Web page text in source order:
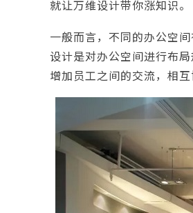
就让万维设计带你涨知识。
一般而言，不同的办公空
设计是对办公空间进行布
增加员工之间的交流，相互